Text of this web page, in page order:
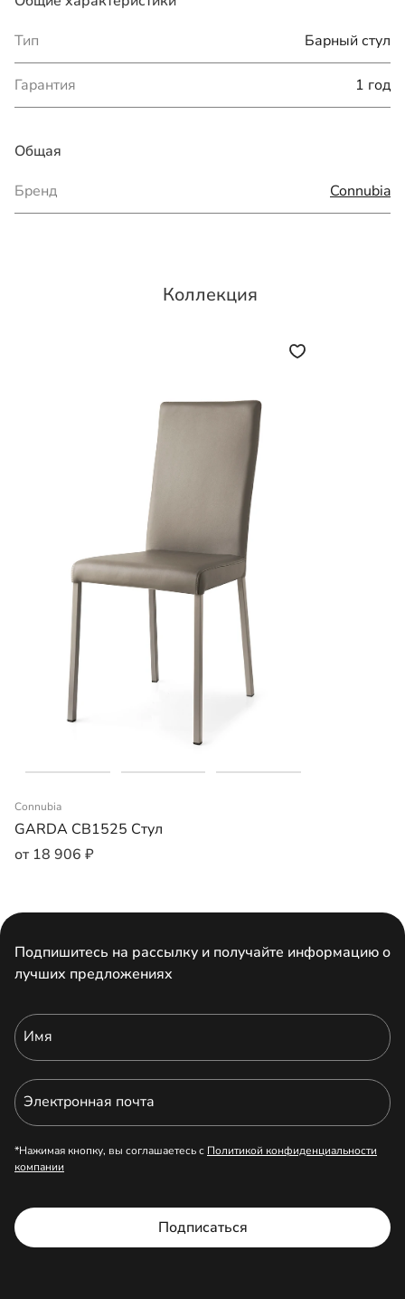
Тип
Барный стул
Гарантия 1 год
Общая
Бренд
Connubia
Коллекция
Connubia
GARDA CB1525 Стул
от 18 906 ₽
Подпишитесь на рассылку и получайте информацию о
лучших предложениях
Имя
Электронная почта
Подписаться
*Нажимая кнопку, вы соглашаетесь с Политикой конфиденциальности
компании